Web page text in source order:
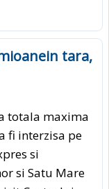
tara,
totala maxima
fi interzisa pe
si
si Satu Mare